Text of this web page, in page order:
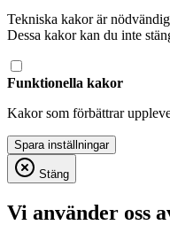
Tekniska kakor är
Dessa kakor kan du inte
Funktionella kakor
Kakor som förbättrar
Stäng
Vi använder oss